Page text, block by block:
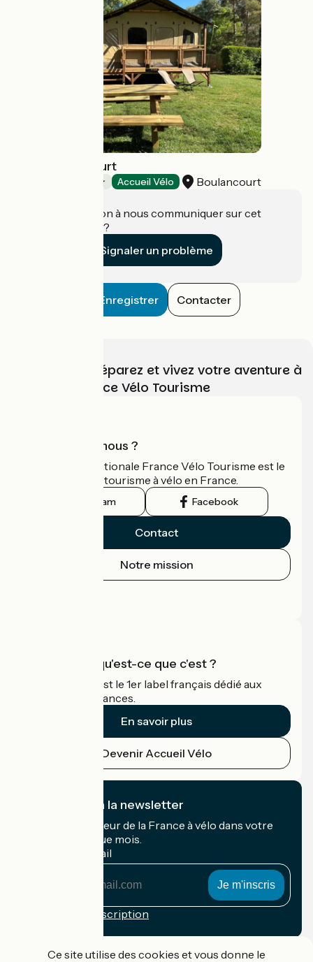
Ile de Boulancourt
Accueil Vélo Boulancourt
Une information à nous communiquer sur cet
établissement ?
Signaler un problème
Enregistrer Contacter
Choisissez, préparez et vivez votre aventure à
vélo avec France Vélo Tourisme
Qui sommes-nous ?
L'association nationale France Vélo Tourisme est le
guide officiel du tourisme à vélo en France.
Instagram Facebook
Contact
Notre mission
Accueil Vélo qu'est-ce que c'est ?
Accueil Vélo c'est le 1er label français dédié aux
cyclistes en vacances.
En savoir plus
Devenir Accueil Vélo
Je m'abonne à la newsletter
Recevez le meilleur de la France à vélo dans votre
boîte mail chaque mois.
Mon adresse mail
Conditions d'inscription
Ce site utilise des cookies et vous donne le